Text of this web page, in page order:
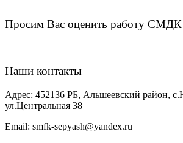
Просим Вас оценить работу СМДК
Наши контакты
Адрес: 452136 РБ, Альшеевский район,
ул.Центральная 38
Email: smfk-sepyash@yandex.ru